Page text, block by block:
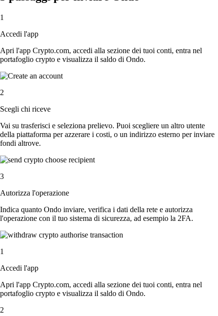
1
Accedi l'app
Apri l'app Crypto.com, accedi alla sezione dei tuoi conti, entra nel
portafoglio crypto e visualizza il saldo di Ondo.
2
Scegli chi riceve
Vai su trasferisci e seleziona prelievo. Puoi scegliere un altro utente
della piattaforma per azzerare i costi, o un indirizzo esterno per inviare
fondi altrove.
3
Autorizza l'operazione
Indica quanto Ondo inviare, verifica i dati della rete e autorizza
l'operazione con il tuo sistema di sicurezza, ad esempio la 2FA.
1
Accedi l'app
Apri l'app Crypto.com, accedi alla sezione dei tuoi conti, entra nel
portafoglio crypto e visualizza il saldo di Ondo.
2